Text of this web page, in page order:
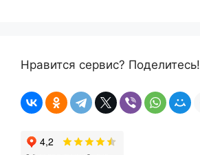
Нравится сервис? Поделитесь!